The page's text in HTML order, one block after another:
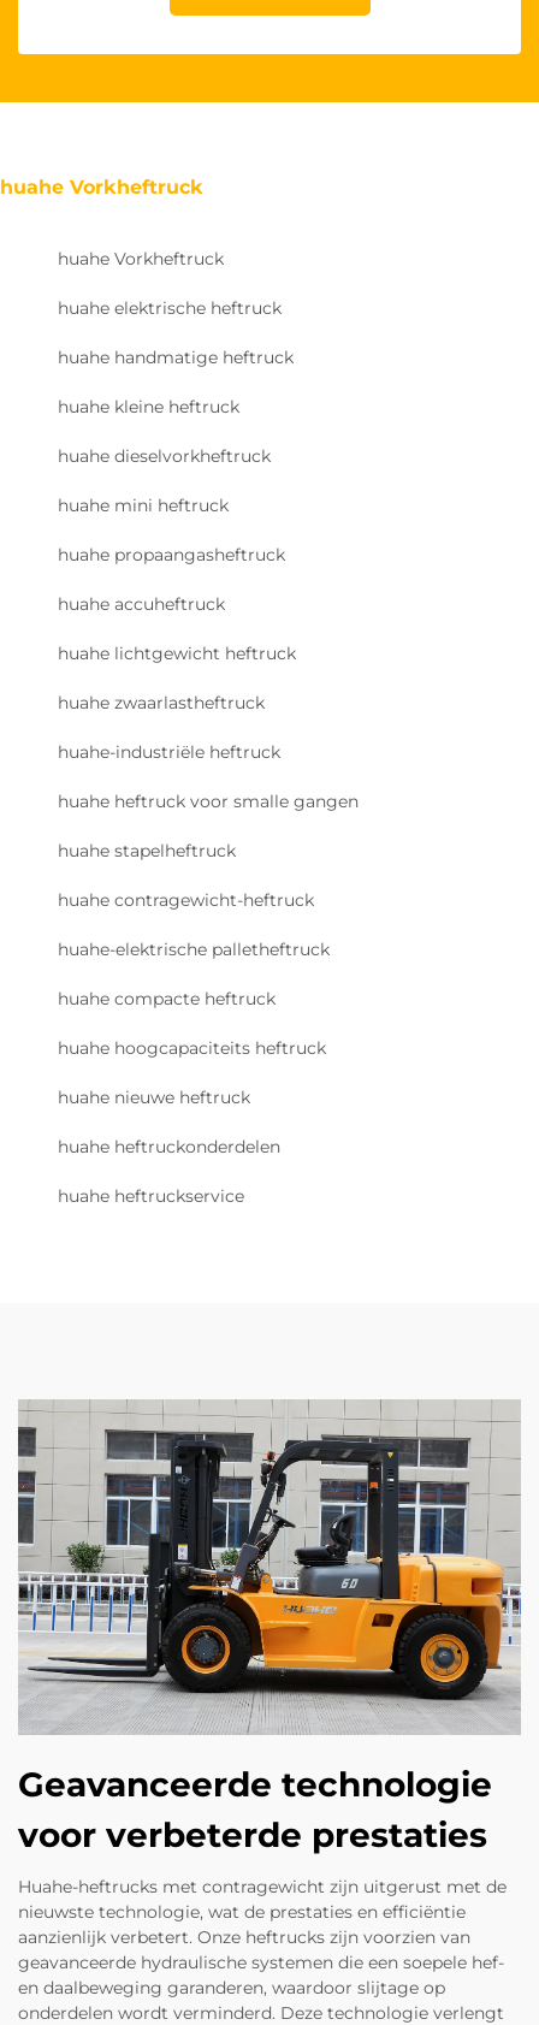
huahe Vorkheftruck
huahe Vorkheftruck
huahe elektrische heftruck
huahe handmatige heftruck
huahe kleine heftruck
huahe dieselvorkheftruck
huahe mini heftruck
huahe propaangasheftruck
huahe accuheftruck
huahe lichtgewicht heftruck
huahe zwaarlastheftruck
huahe-industriële heftruck
huahe heftruck voor smalle gangen
huahe stapelheftruck
huahe contragewicht-heftruck
huahe-elektrische palletheftruck
huahe compacte heftruck
huahe hoogcapaciteits heftruck
huahe nieuwe heftruck
huahe heftruckonderdelen
huahe heftruckservice
Geavanceerde technologie
voor verbeterde prestaties
Huahe-heftrucks met contragewicht zijn uitgerust met de
nieuwste technologie, wat de prestaties en efficiëntie
aanzienlijk verbetert. Onze heftrucks zijn voorzien van
geavanceerde hydraulische systemen die een soepele hef-
en daalbeweging garanderen, waardoor slijtage op
onderdelen wordt verminderd. Deze technologie verlengt